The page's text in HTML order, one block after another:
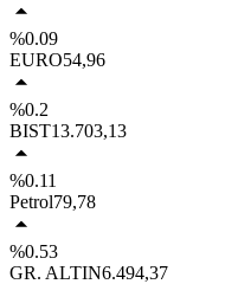
%0.09
EURO54,96
%0.2
BIST13.703,13
%0.11
Petrol79,78
%0.53
GR. ALTIN6.494,37